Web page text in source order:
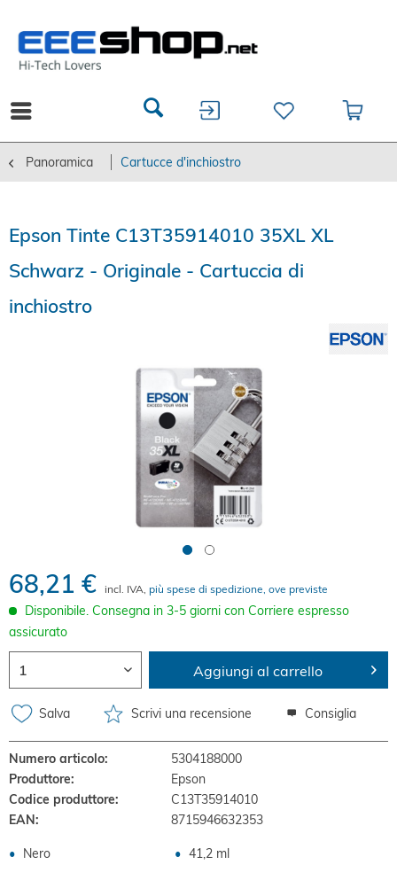
Panoramica Cartucce d'inchiostro
Epson Tinte C13T35914010 35XL XL
Schwarz - Originale - Cartuccia di
inchiostro
68,21 € incl. IVA, più spese di spedizione, ove previste
Disponibile. Consegna in 3-5 giorni con Corriere espresso
assicurato
Aggiungi al carrello
Salva Scrivi una recensione Consiglia
Numero articolo:
5304188000
Produttore:
Epson
Codice produttore:
C13T35914010
EAN:
8715946632353
Nero 41,2 ml